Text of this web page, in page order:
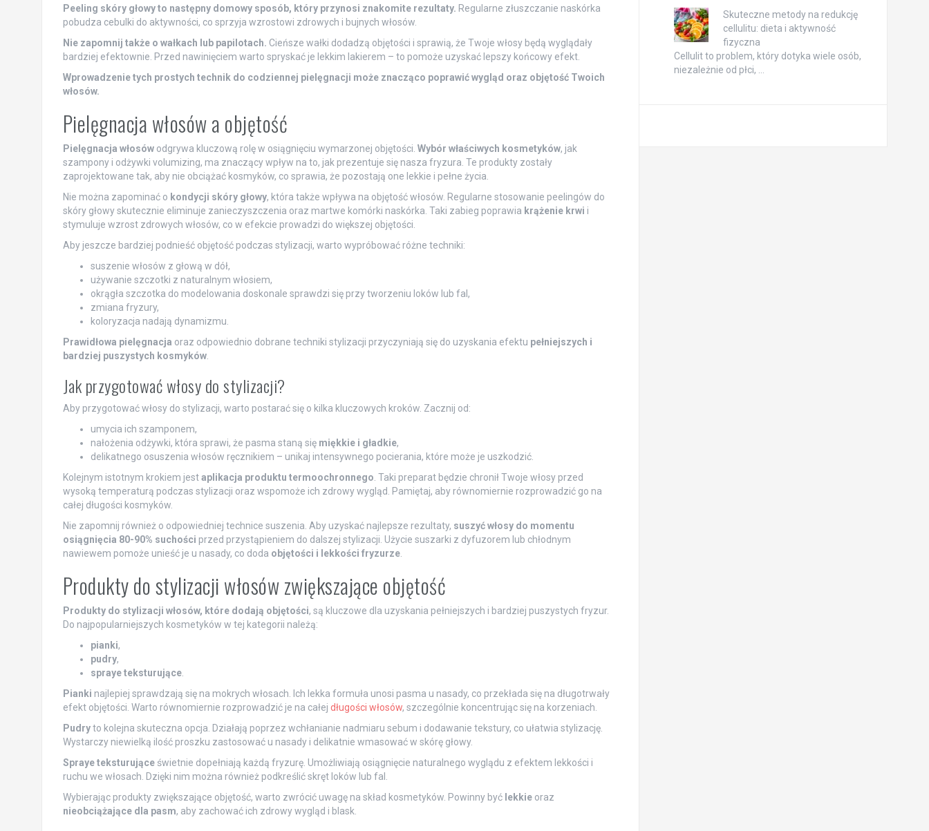
Peeling skóry głowy to następny domowy sposób, który przynosi znakomite rezultaty. Regularne złuszczanie naskórka
pobudza cebulki do aktywności, co sprzyja wzrostowi zdrowych i bujnych włosów.
Nie zapomnij także o wałkach lub papilotach. Cieńsze wałki dodadzą objętości i sprawią, że Twoje włosy będą wyglądały
bardziej efektownie. Przed nawinięciem warto spryskać je lekkim lakierem – to pomoże uzyskać lepszy końcowy efekt.
Wprowadzenie tych prostych technik do codziennej pielęgnacji może znacząco poprawić wygląd oraz objętość Twoich
włosów.
Pielęgnacja włosów a objętość
Pielęgnacja włosówodgrywa kluczową rolę w osiągnięciu wymarzonej objętości. Wybór właściwych kosmetyków, jak
szampony i odżywki volumizing, ma znaczący wpływ na to, jak prezentuje się nasza fryzura. Te produkty zostały
zaprojektowane tak, aby nie obciążać kosmyków, co sprawia, że pozostają one lekkie i pełne życia.
Nie można zapominać o kondycji skóry głowy, która także wpływa na objętość włosów. Regularne stosowanie peelingów do
skóry głowy skutecznie eliminuje zanieczyszczenia oraz martwe komórki naskórka. Taki zabieg poprawia krążenie krwi i
stymuluje wzrost zdrowych włosów, co w efekcie prowadzi do większej objętości.
Aby jeszcze bardziej podnieść objętość podczas stylizacji, warto wypróbować różne techniki:
suszenie włosów z głową w dół,
używanie szczotki z naturalnym włosiem,
okrągła szczotka do modelowania doskonale sprawdzi się przy tworzeniu loków lub fal,
zmiana fryzury,
koloryzacja nadają dynamizmu.
Prawidłowa pielęgnacja oraz odpowiednio dobrane techniki stylizacji przyczyniają się do uzyskania efektu pełniejszych i
bardziej puszystych kosmyków.
Jak przygotować włosy do stylizacji?
Aby przygotować włosy do stylizacji, warto postarać się o kilka kluczowych kroków. Zacznij od:
umycia ich szamponem,
nałożenia odżywki, która sprawi, że pasma staną się miękkie i gładkie,
delikatnego osuszenia włosów ręcznikiem – unikaj intensywnego pocierania, które może je uszkodzić.
Kolejnym istotnym krokiem jestaplikacja produktu termoochronnego . Taki preparat będzie chronił Twoje włosy przed
wysoką temperaturą podczas stylizacji oraz wspomoże ich zdrowy wygląd. Pamiętaj, aby równomiernie rozprowadzić go na
całej długości kosmyków.
Nie zapomnij również o odpowiedniej technice suszenia. Aby uzyskać najlepsze rezultaty, suszyć włosy do momentu
osiągnięcia 80-90% suchości przed przystąpieniem do dalszej stylizacji. Użycie suszarki z dyfuzorem lub chłodnym
nawiewem pomoże unieść je u nasady, co doda objętości i lekkości fryzurze.
Produkty do stylizacji włosów zwiększające objętość
Produkty do stylizacji włosów, które dodają objętości, są kluczowe dla uzyskania pełniejszych i bardziej puszystych fryzur.
Do najpopularniejszych kosmetyków w tej kategorii należą:
pianki,
pudry,
spraye teksturujące.
Pianki najlepiej sprawdzają się na mokrych włosach. Ich lekka formuła unosi pasma u nasady, co przekłada się na długotrwały
efekt objętości. Warto równomiernie rozprowadzić je na całej długości włosów, szczególnie koncentrując się na korzeniach.
Pudryto kolejna skuteczna opcja. Działają poprzez wchłanianie nadmiaru sebum i dodawanie tekstury, co ułatwia stylizację.
Wystarczy niewielką ilość proszku zastosować u nasady i delikatnie wmasować w skórę głowy.
Spraye teksturująceświetnie dopełniają każdą fryzurę. Umożliwiają osiągnięcie naturalnego wyglądu z efektem lekkości i
ruchu we włosach. Dzięki nim można również podkreślić skręt loków lub fal.
Wybierając produkty zwiększające objętość, warto zwrócić uwagę na skład kosmetyków. Powinny być lekkieoraz
nieobciążające dla pasm, aby zachować ich zdrowy wygląd i blask.
Skuteczne metody na redukcję
cellulitu: dieta i aktywność
fizyczna
Cellulit to problem, który dotyka wiele osób,
niezależnie od płci, …